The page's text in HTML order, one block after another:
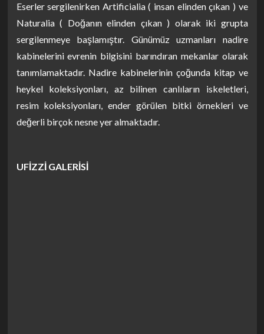
Eserler sergilenirken Artificialia ( insan elinden çıkan ) ve
Naturalia ( Doğanın elinden çıkan ) olarak iki grupta
sergilenmeye başlamıştır. Günümüz uzmanları nadire
kabinelerini evrenin bilgisini barındıran mekanlar olarak
tanımlamaktadır. Nadire kabinelerinin çoğunda kitap ve
heykel koleksiyonları, az bilinen canlıların iskeletleri,
resim koleksiyonları, ender görülen bitki örnekleri ve
değerli birçok nesne yer almaktadır.
UFİZZİ GALERİSİ